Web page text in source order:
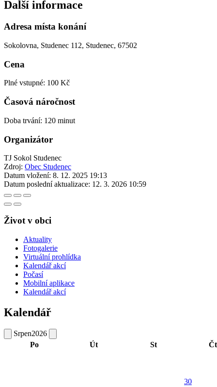
Další informace
Adresa místa konání
Sokolovna, Studenec 112, Studenec, 67502
Cena
Plné vstupné: 100 Kč
Časová náročnost
Doba trvání: 120 minut
Organizátor
TJ Sokol Studenec
Zdroj: Obec Studenec
Datum vložení: 8. 12. 2025 19:13
Datum poslední aktualizace: 12. 3. 2026 10:59
Život v obci
Aktuality
Fotogalerie
Virtuální prohlídka
Kalendář akcí
Počasí
Mobilní aplikace
Kalendář akcí
Kalendář
Srpen2026
Po
Út St Čt
30